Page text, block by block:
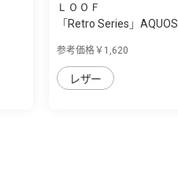
ＬＯＯＦ
「Retro Series」AQUOS
参考価格￥1,620
レザー